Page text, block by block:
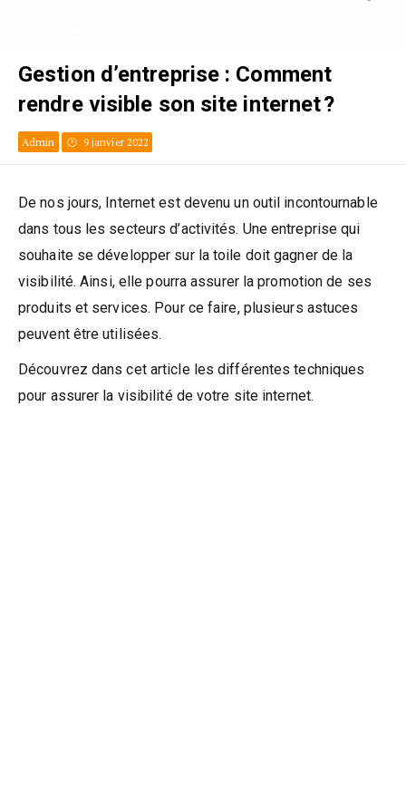
Gestion d’entreprise : Comment
rendre visible son site internet ?
Admin 9 janvier 2022
De nos jours, Internet est devenu un outil incontournable
dans tous les secteurs d’activités. Une entreprise qui
souhaite se développer sur la toile doit gagner de la
visibilité. Ainsi, elle pourra assurer la promotion de ses
produits et services. Pour ce faire, plusieurs astuces
peuvent être utilisées.
Découvrez dans cet article les différentes techniques
pour assurer la visibilité de votre site internet.